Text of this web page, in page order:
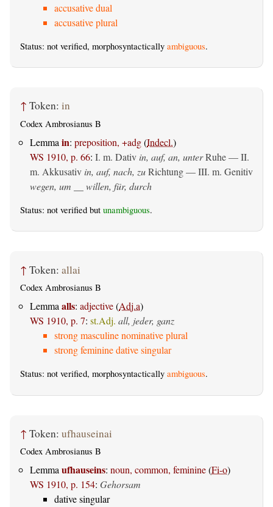
accusative dual
accusative plural
Status: not verified, morphosyntactically ambiguous.
↑ Token: in
Codex Ambrosianus B
Lemma in: preposition, +adg(Indecl.)
WS 1910, p. 66: I. m. Dativ in, auf, an, unterRuhe — II.
m. Akkusativ in, auf, nach, zuRichtung — III. m. Genitiv
wegen, um __ willen, für, durch
Status: not verified but unambiguous.
↑ Token: allai
Codex Ambrosianus B
Lemma alls: adjective(Adj.a)
WS 1910, p. 7: st.Adj. all, jeder, ganz
strong masculine nominative plural
strong feminine dative singular
Status: not verified, morphosyntactically ambiguous.
↑ Token: ufhauseinai
Codex Ambrosianus B
Lemmaufhauseins: noun, common, feminine(Fi-o)
WS 1910, p. 154: Gehorsam
dative singular